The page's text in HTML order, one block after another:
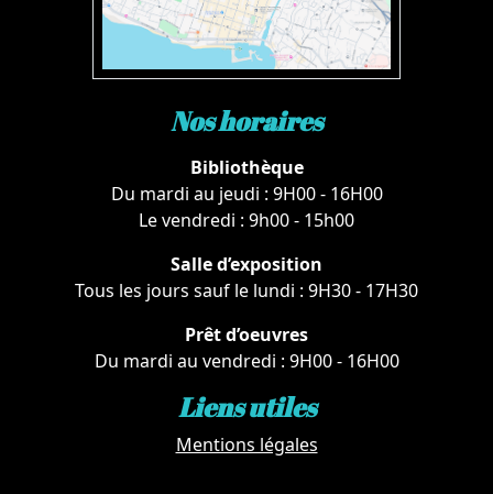
Nos horaires
Bibliothèque
Du mardi au jeudi : 9H00 - 16H00
Le vendredi : 9h00 - 15h00
Salle d’exposition
Tous les jours sauf le lundi : 9H30 - 17H30
Prêt d’oeuvres
Du mardi au vendredi : 9H00 - 16H00
Liens utiles
Mentions légales